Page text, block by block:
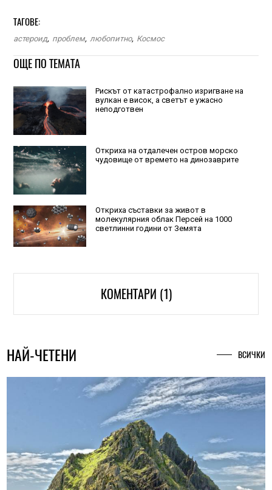
ТАГОВЕ:
астероид, проблем, любопитно, Космос
ОЩЕ ПО ТЕМАТА
Рискът от катастрофално изригване на
вулкан е висок, а светът е ужасно
неподготвен
Откриха на отдалечен остров морско
чудовище от времето на динозаврите
Откриха съставки за живот в
молекулярния облак Персей на 1000
светлинни години от Земята
КОМЕНТАРИ (1)
НАЙ-ЧЕТЕНИ ВСИЧКИ